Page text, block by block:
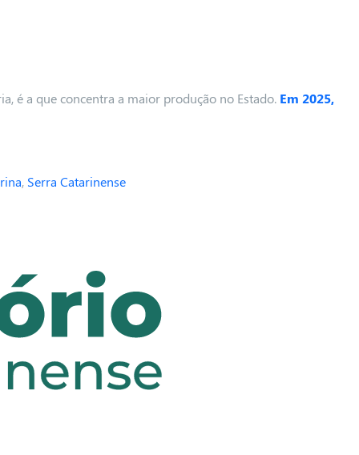
é a que concentra a maior produção no Estado. Em 2025,
, Serra Catarinense